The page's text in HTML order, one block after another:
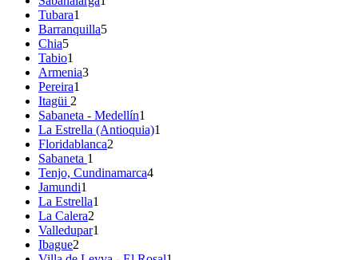
Tubara1
Barranquilla5
Chia5
Tabio1
Armenia3
Pereira1
Itagüi 2
Sabaneta - Medellín1
La Estrella (Antioquia)1
Floridablanca2
Sabaneta 1
Tenjo, Cundinamarca4
Jamundi1
La Estrella1
La Calera2
Valledupar1
Ibague2